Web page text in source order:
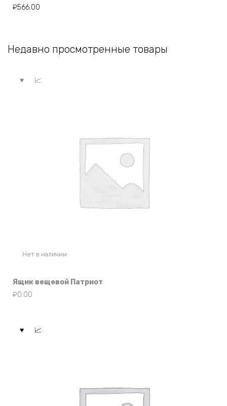
₽566.00
Недавно просмотренные товары
Нет в наличии
Ящик вещевой Патриот
₽0.00